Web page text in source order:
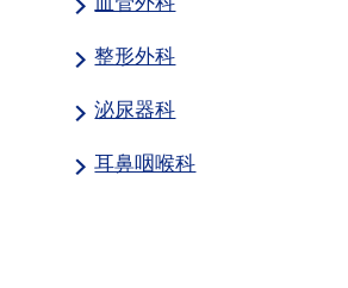
整形外科
泌尿器科
耳鼻咽喉科